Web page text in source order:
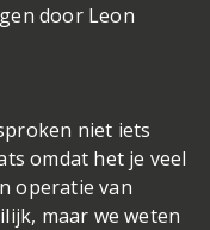
door Leon
niet iets
omdat het je veel
operatie van
maar we weten